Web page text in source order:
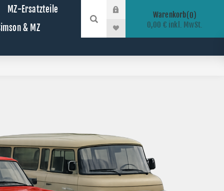
MZ-Ersatzteile
& MZ
Warenkorb 0
0,00 € inkl. MwSt.